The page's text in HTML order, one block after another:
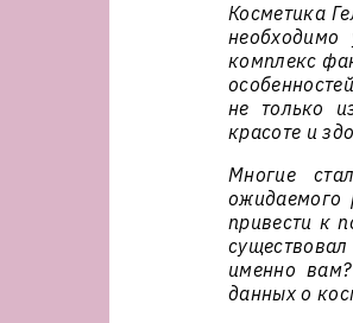
Косметика
комплекс
не только
красоте и
Многие
ожидаемого
привести к
именно
данных о